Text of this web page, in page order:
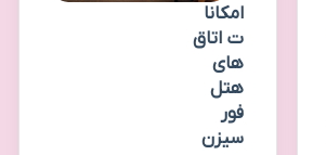
امکانا
ت اتاق
های
هتل
فور
سیزن